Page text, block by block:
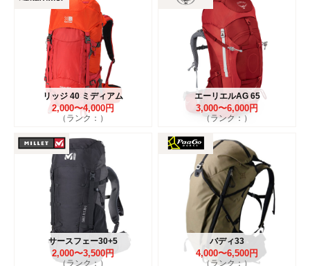
リッジ 40 ミディアム
2,000〜4,000円
（ランク：）
エーリエルAG 65
3,000〜6,000円
（ランク：）
サースフェー30+5
2,000〜3,500円
（ランク：）
バディ33
4,000〜6,500円
（ランク：）